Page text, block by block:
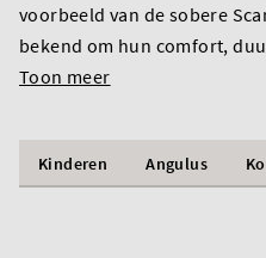
voorbeeld van de sobere
bekend om hun comfort,
Toon meer
Kinderen Angulus